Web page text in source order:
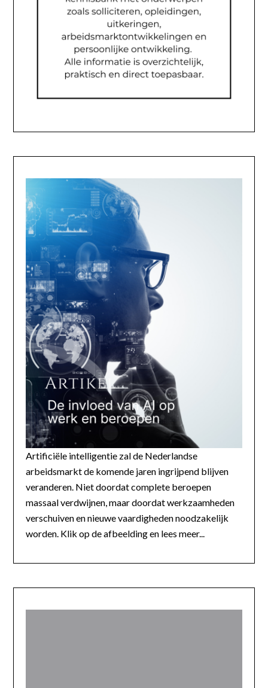
Artificiële intelligentie zal de Nederlandse
arbeidsmarkt de komende jaren ingrijpend blijven
veranderen. Niet doordat complete beroepen
massaal verdwijnen, maar doordat werkzaamheden
verschuiven en nieuwe vaardigheden noodzakelijk
worden. Klik op de afbeelding en lees meer...